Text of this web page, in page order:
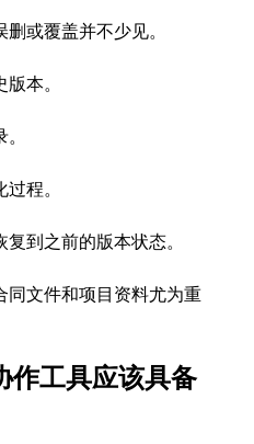
或覆盖并不少见。
本。
程。
到之前的版本状态。
同文件和项目资料尤为重
作工具应该具备